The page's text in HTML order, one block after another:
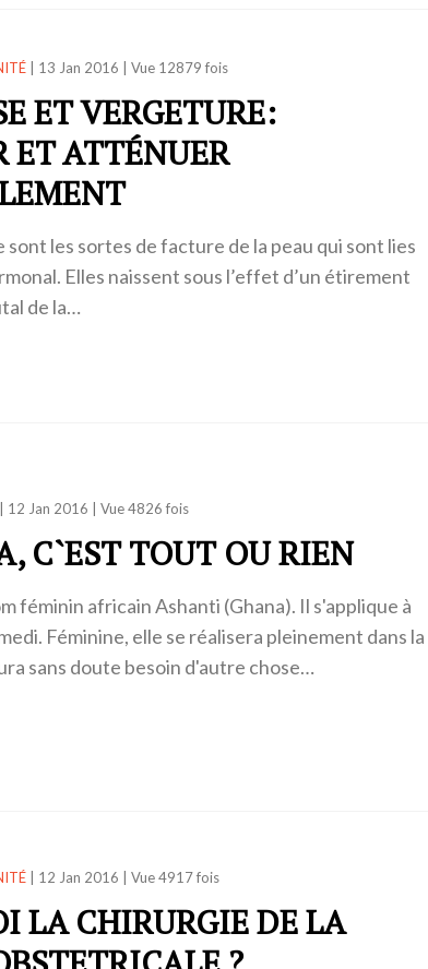
| 13 Jan 2016 Vue 12879 fois
ET VERGETURE:
ET ATTÉNUER
sont les sortes de facture de la peau qui sont lies
Elles naissent sous l’effet d’un étirement
de la…
12 Jan 2016 Vue 4826 fois
C`EST TOUT OU RIEN
féminin africain Ashanti (Ghana). Il s'applique à
Féminine, elle se réalisera pleinement dans la
sans doute besoin d'autre chose…
| 12 Jan 2016 Vue 4917 fois
LA CHIRURGIE DE LA